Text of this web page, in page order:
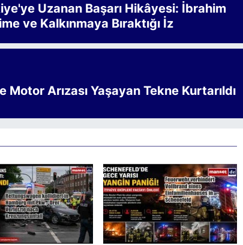
Uzanan Başarı Hikâyesi: İbrahim
ve Kalkınmaya Bıraktığı İz
Motor Arızası Yaşayan Tekne Kurtarıldı